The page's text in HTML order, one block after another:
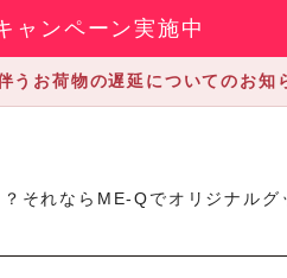
ャンペーン実施中
うお荷物の遅延についてのお知
それならME-Qでオリジナルグ